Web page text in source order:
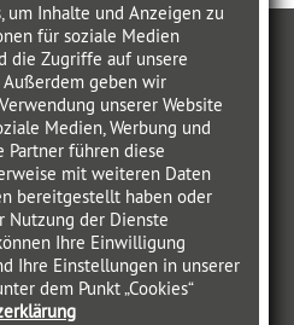
2021
um Inhalte und Anzeigen zu
für soziale Medien
die Zugriffe auf unsere
Außerdem geben wir
unserer Website
Medien, Werbung und
Partner führen diese
mit weiteren Daten
bereitgestellt haben oder
Nutzung der Dienste
Ihre Einwilligung
Ihre Einstellungen in unserer
dem Punkt „Cookies“